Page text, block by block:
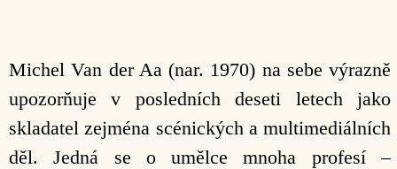
Michel Van der Aa (nar. 1970) na sebe výrazně
upozorňuje v posledních deseti letech jako
skladatel zejména scénických a multimediálních
děl. Jedná se o umělce mnoha profesí –